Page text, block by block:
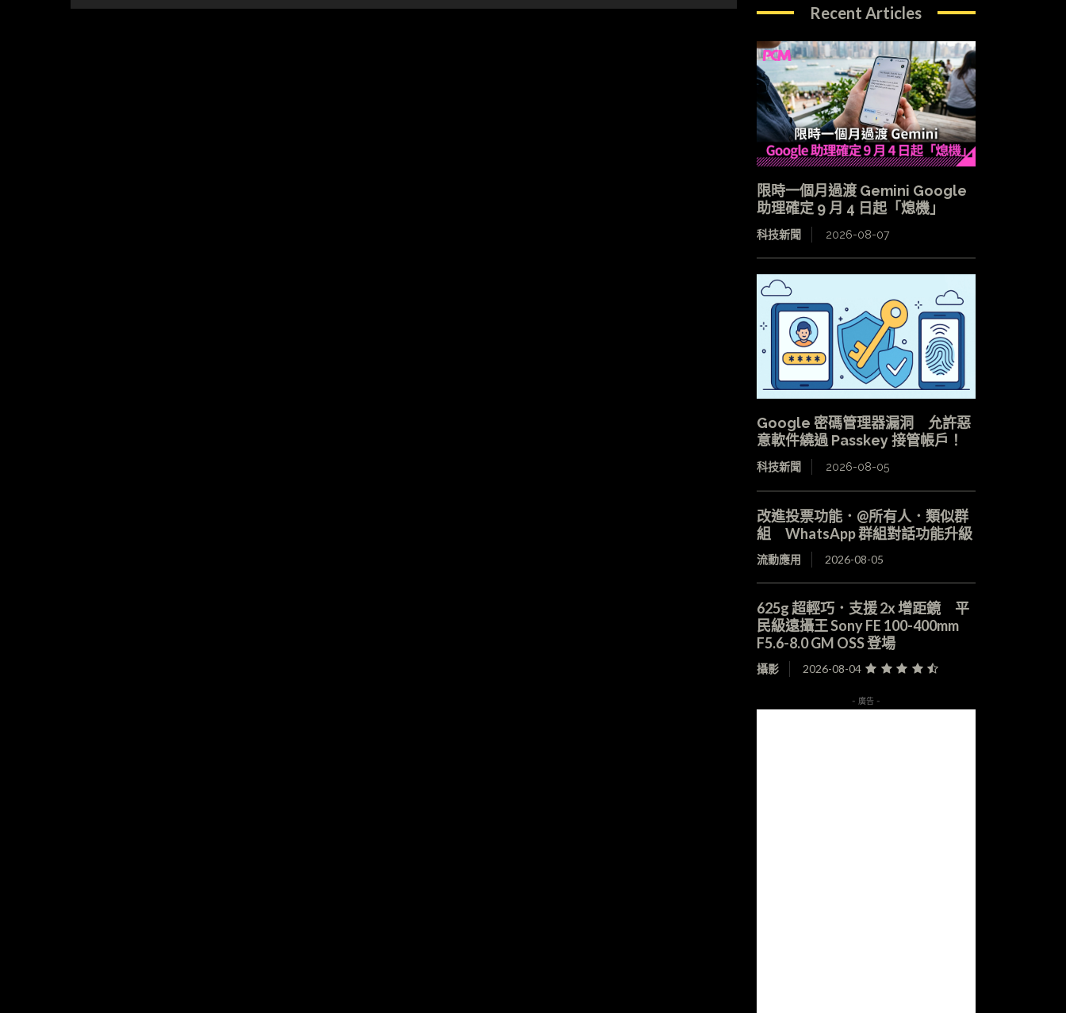
Recent Articles
限時一個月過渡 Gemini Google
助理確定 9 月 4 日起「熄機」
科技新聞 2026-08-07
Google 密碼管理器漏洞 允許惡
意軟件繞過 Passkey 接管帳戶！
科技新聞 2026-08-05
改進投票功能．@所有人．類似群
組 WhatsApp 群組對話功能升級
流動應用 2026-08-05
625g 超輕巧．支援 2x 增距鏡 平
民級遠攝王 Sony FE 100-400mm
F5.6-8.0 GM OSS 登場
攝影 2026-08-04
- 廣告 -